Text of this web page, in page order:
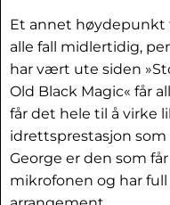
Et annet høydepunkt
alle fall midlertidig,
har vært ute siden
Old Black Magic« får
får det hele til å virke
idrettsprestasjon
George er den som
mikrofonen og har